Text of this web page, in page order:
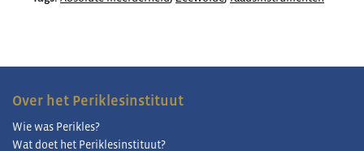
Over het Periklesinstituut
Wie was Perikles?
Wat doet het Periklesinstituut?